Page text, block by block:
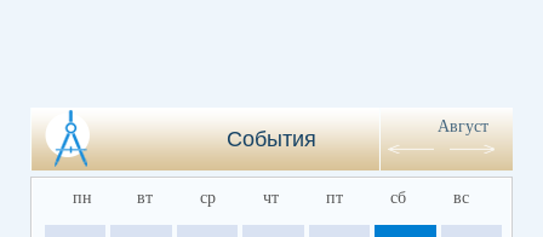
События
Август
пн вт ср чт пт сб вс